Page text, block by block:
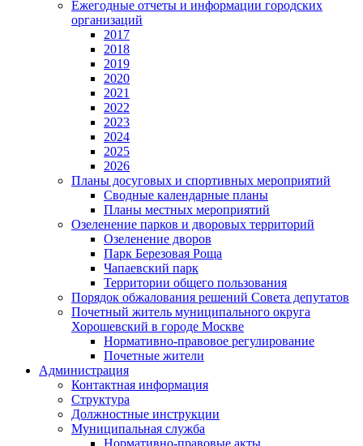
Ежегодные отчеты и информации городских
организаций
2017
2018
2019
2020
2021
2022
2023
2024
2025
2026
Планы досуговых и спортивных мероприятий
Сводные календарные планы
Планы местных мероприятий
Озеленение парков и дворовых территорий
Озеленение дворов
Парк Березовая Роща
Чапаевский парк
Территории общего пользования
Порядок обжалования решений Совета депутатов
Почетный житель муниципального округа
Хорошевский в городе Москве
Нормативно-правовое регулирование
Почетные жители
Администрация
Контактная информация
Структура
Должностные инструкции
Муниципальная служба
Нормативно-правовые акты